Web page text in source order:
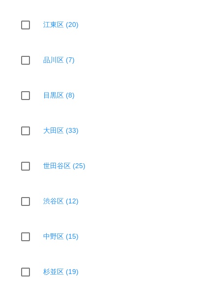
江東区 (20)
品川区 (7)
目黒区 (8)
大田区 (33)
世田谷区 (25)
渋谷区 (12)
中野区 (15)
杉並区 (19)